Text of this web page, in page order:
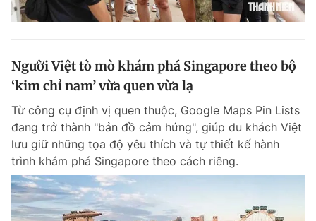
Đặt báo Quảng cáo RSS Tòa soạn Chính sách bảo
Phó tổng biên tập: Lâm Hiếu Dũng
Phó tổng biên tập: Trần Việt Hưng
Tổng thư ký tòa soạn: Đức Trung
Giấy phép xuất bản số 110/GP - BTTTT cấp ngày 24.3.2020
© 2003-2026 Bản quyền thuộc về Báo Thanh Niên. Cấm sao chép
dưới mọi hình thức nếu không có sự chấp thuận bằng văn bản.
Phát triển bởi ePi Technologies, JSC.
Người Việt tò mò khám phá Singapore theo bộ
‘kim chỉ nam’ vừa quen vừa lạ
Từ công cụ định vị quen thuộc, Google Maps Pin Lists
đang trở thành "bản đồ cảm hứng", giúp du khách Việt
lưu giữ những tọa độ yêu thích và tự thiết kế hành
trình khám phá Singapore theo cách riêng.